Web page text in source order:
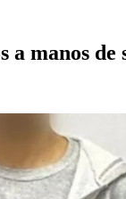
a manos de